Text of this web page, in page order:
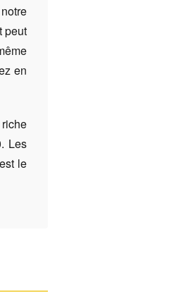
peut
en
Les
le